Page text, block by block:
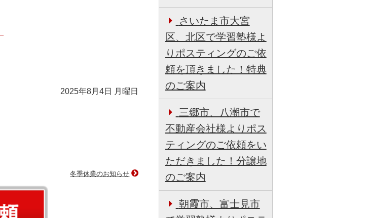
2025年8月4日 月曜日
冬季休業のお知らせ
さいたま市大宮
区、北区で学習塾様よ
りポスティングのご依
頼を頂きました！特典
のご案内
三郷市、八潮市で
不動産会社様よりポス
ティングのご依頼をい
ただきました！分譲地
のご案内
朝霞市、富士見市